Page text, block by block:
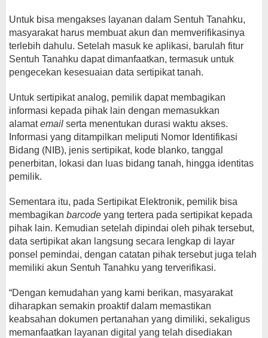
Untuk bisa mengakses layanan dalam Sentuh Tanahku,
masyarakat harus membuat akun dan memverifikasinya
terlebih dahulu. Setelah masuk ke aplikasi, barulah fitur
Sentuh Tanahku dapat dimanfaatkan, termasuk untuk
pengecekan kesesuaian data sertipikat tanah.
Untuk sertipikat analog, pemilik dapat membagikan
informasi kepada pihak lain dengan memasukkan
alamatemail serta menentukan durasi waktu akses.
Informasi yang ditampilkan meliputi Nomor Identifikasi
Bidang (NIB), jenis sertipikat, kode blanko, tanggal
penerbitan, lokasi dan luas bidang tanah, hingga identitas
pemilik.
Sementara itu, pada Sertipikat Elektronik, pemilik bisa
membagikan barcode yang tertera pada sertipikat kepada
pihak lain. Kemudian setelah dipindai oleh pihak tersebut,
data sertipikat akan langsung secara lengkap di layar
ponsel pemindai, dengan catatan pihak tersebut juga telah
memiliki akun Sentuh Tanahku yang terverifikasi.
“Dengan kemudahan yang kami berikan, masyarakat
diharapkan semakin proaktif dalam memastikan
keabsahan dokumen pertanahan yang dimiliki, sekaligus
memanfaatkan layanan digital yang telah disediakan